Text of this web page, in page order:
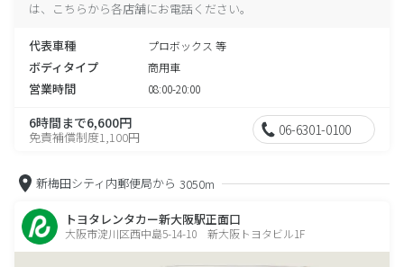
は、こちらから各店舗にお電話ください。
代表車種 プロボックス 等
ボディタイプ 商用車
営業時間 08:00-20:00
6時間まで6,600円
免責補償制度1,100円 06-6301-0100
新梅田シティ内郵便局から 3050m
トヨタレンタカー新大阪駅正面口
大阪市淀川区西中島5-14-10 新大阪トヨタビル1F